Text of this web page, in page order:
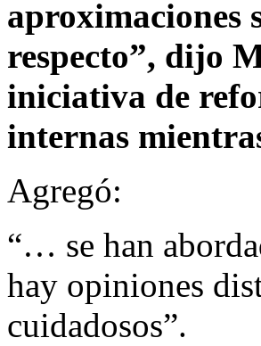
aproximaciones
respecto”, dijo
iniciativa de
internas
Agregó:
“… se han
hay opiniones
cuidadosos”.